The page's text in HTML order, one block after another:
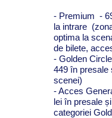
- Premium -
la intrare
optima la
de bilete,
- Golden
449înpresale
scenei)
- Acces
leiînpresale și
categoriei